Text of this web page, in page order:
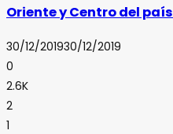
Oriente y Centro del país
30/12/201930/12/2019
0
2.6K
2
1